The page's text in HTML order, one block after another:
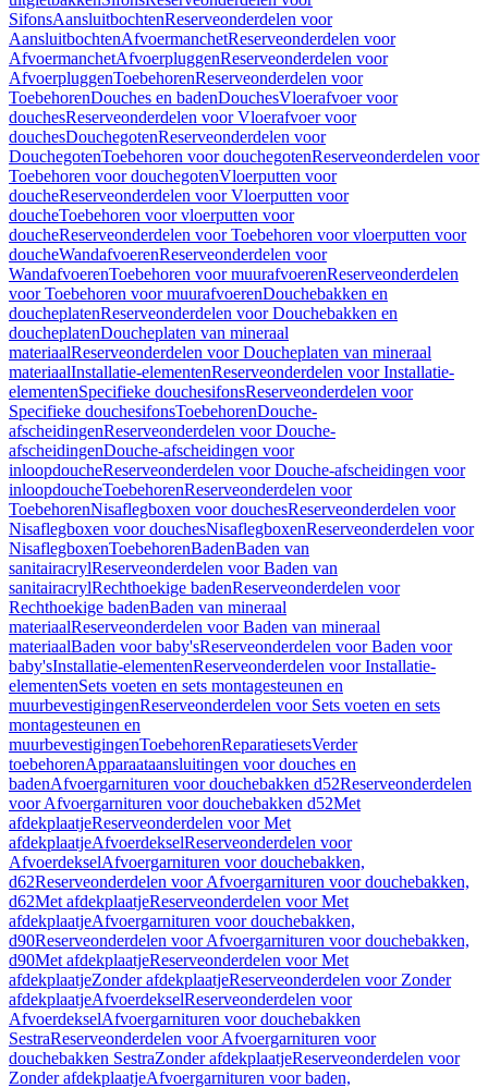
SifonsAansluitbochtenReserveonderdelen voor
AansluitbochtenAfvoermanchetReserveonderdelen voor
AfvoermanchetAfvoerpluggenReserveonderdelen voor
AfvoerpluggenToebehorenReserveonderdelen voor
ToebehorenDouches en badenDouchesVloerafvoer voor
douchesReserveonderdelen voor Vloerafvoer voor
douchesDouchegotenReserveonderdelen voor
DouchegotenToebehoren voor douchegotenReserveonderdelen voor
Toebehoren voor douchegotenVloerputten voor
doucheReserveonderdelen voor Vloerputten voor
doucheToebehoren voor vloerputten voor
doucheReserveonderdelen voor Toebehoren voor vloerputten voor
doucheWandafvoerenReserveonderdelen voor
WandafvoerenToebehoren voor muurafvoerenReserveonderdelen
voor Toebehoren voor muurafvoerenDouchebakken en
doucheplatenReserveonderdelen voor Douchebakken en
doucheplatenDoucheplaten van mineraal
materiaalReserveonderdelen voor Doucheplaten van mineraal
materiaalInstallatie-elementenReserveonderdelen voor Installatie-
elementenSpecifieke douchesifonsReserveonderdelen voor
Specifieke douchesifonsToebehorenDouche-
afscheidingenReserveonderdelen voor Douche-
afscheidingenDouche-afscheidingen voor
inloopdoucheReserveonderdelen voor Douche-afscheidingen voor
inloopdoucheToebehorenReserveonderdelen voor
ToebehorenNisaflegboxen voor douchesReserveonderdelen voor
Nisaflegboxen voor douchesNisaflegboxenReserveonderdelen voor
NisaflegboxenToebehorenBadenBaden van
sanitairacrylReserveonderdelen voor Baden van
sanitairacrylRechthoekige badenReserveonderdelen voor
Rechthoekige badenBaden van mineraal
materiaalReserveonderdelen voor Baden van mineraal
materiaalBaden voor baby'sReserveonderdelen voor Baden voor
baby'sInstallatie-elementenReserveonderdelen voor Installatie-
elementenSets voeten en sets montagesteunen en
muurbevestigingenReserveonderdelen voor Sets voeten en sets
montagesteunen en
muurbevestigingenToebehorenReparatiesetsVerder
toebehorenApparaataansluitingen voor douches en
badenAfvoergarnituren voor douchebakken d52Reserveonderdelen
voor Afvoergarnituren voor douchebakken d52Met
afdekplaatjeReserveonderdelen voor Met
afdekplaatjeAfvoerdekselReserveonderdelen voor
AfvoerdekselAfvoergarnituren voor douchebakken,
d62Reserveonderdelen voor Afvoergarnituren voor douchebakken,
d62Met afdekplaatjeReserveonderdelen voor Met
afdekplaatjeAfvoergarnituren voor douchebakken,
d90Reserveonderdelen voor Afvoergarnituren voor douchebakken,
d90Met afdekplaatjeReserveonderdelen voor Met
afdekplaatjeZonder afdekplaatjeReserveonderdelen voor Zonder
afdekplaatjeAfvoerdekselReserveonderdelen voor
AfvoerdekselAfvoergarnituren voor douchebakken
SestraReserveonderdelen voor Afvoergarnituren voor
douchebakken SestraZonder afdekplaatjeReserveonderdelen voor
Zonder afdekplaatjeAfvoergarnituren voor baden,